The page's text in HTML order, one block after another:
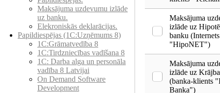
Maksājuma uzdevumu izlāde
uz banku.
Elekroniskās deklarācijas.
Papildiespējas (1C:Uzņēmums 8)
1C:Grāmatvedība 8
1C:Tirdzniecības vadīšana 8
1С: Darba alga un personāla
vadība 8 Latvijai
On Demand Software
Development
Maksājuma
izlāde uz
banku (Internets
"HipoNET")
Maksājuma
izlāde uz
(banka-klients
Banka")